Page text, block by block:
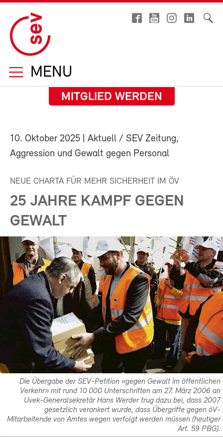
MENU
MITGLIED WERDEN
10. Oktober 2025 | Aktuell / SEV Zeitung,
Aggression und Gewalt gegen Personal
NEUE CHARTA FÜR MEHR SICHERHEIT IM ÖV
25 JAHRE KAMPF GEGEN
GEWALT
Die Übergabe der SEV-Petition «gegen Gewalt im öffentlichen
Verkehr» mit rund 10 000 Unterschriften am 27. März 2006 an
Uvek-Generalsekretär Hans Werder trug dazu bei, dass 2007
gesetzlich verankert wurde, dass Übergriffe gegen öV-
Mitarbeitende von Amtes wegen verfolgt werden müssen (heutiger
Art. 59 PBG).